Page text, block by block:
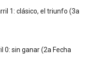
1: clásico, el triunfo (3a
0: sin ganar (2a Fecha